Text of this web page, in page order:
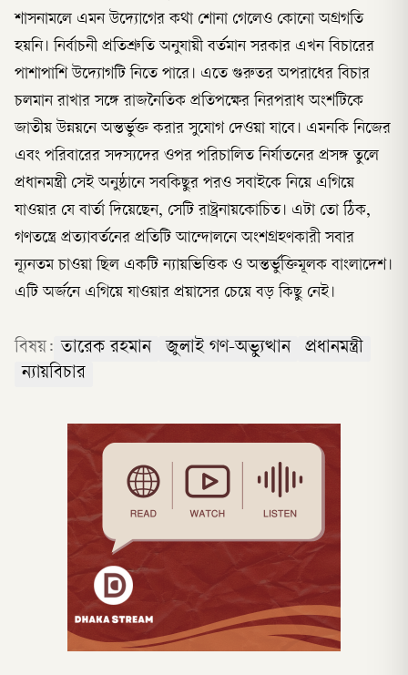
শাসনামলে এমন উদ্যোগের কথা শোনা গেলেও কোনো অগ্রগতি
হয়নি। নির্বাচনী প্রতিশ্রুতি অনুযায়ী বর্তমান সরকার এখন বিচারের
পাশাপাশি উদ্যোগটি নিতে পারে। এতে গুরুতর অপরাধের বিচার
চলমান রাখার সঙ্গে রাজনৈতিক প্রতিপক্ষের নিরপরাধ অংশটিকে
জাতীয় উন্নয়নে অন্তর্ভুক্ত করার সুযোগ দেওয়া যাবে। এমনকি নিজের
এবং পরিবারের সদস্যদের ওপর পরিচালিত নির্যাতনের প্রসঙ্গ তুলে
প্রধানমন্ত্রী সেই অনুষ্ঠানে সবকিছুর পরও সবাইকে নিয়ে এগিয়ে
যাওয়ার যে বার্তা দিয়েছেন, সেটি রাষ্ট্রনায়কোচিত। এটা তো ঠিক,
গণতন্ত্রে প্রত্যাবর্তনের প্রতিটি আন্দোলনে অংশগ্রহণকারী সবার
ন্যূনতম চাওয়া ছিল একটি ন্যায়ভিত্তিক ও অন্তর্ভুক্তিমূলক বাংলাদেশ।
এটি অর্জনে এগিয়ে যাওয়ার প্রয়াসের চেয়ে বড় কিছু নেই।
বিষয়: তারেক রহমান জুলাই গণ-অভ্যুত্থান
প্রধানমন্ত্রী
ন্যায়বিচার